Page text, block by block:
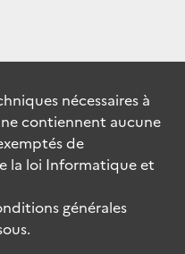
nécessaires à
contiennent aucune
de
la loi Informatique et
générales